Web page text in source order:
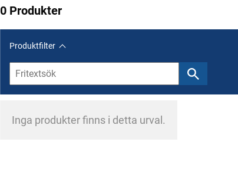
0 Produkter
Produktfilter
Inga produkter finns i detta urval.